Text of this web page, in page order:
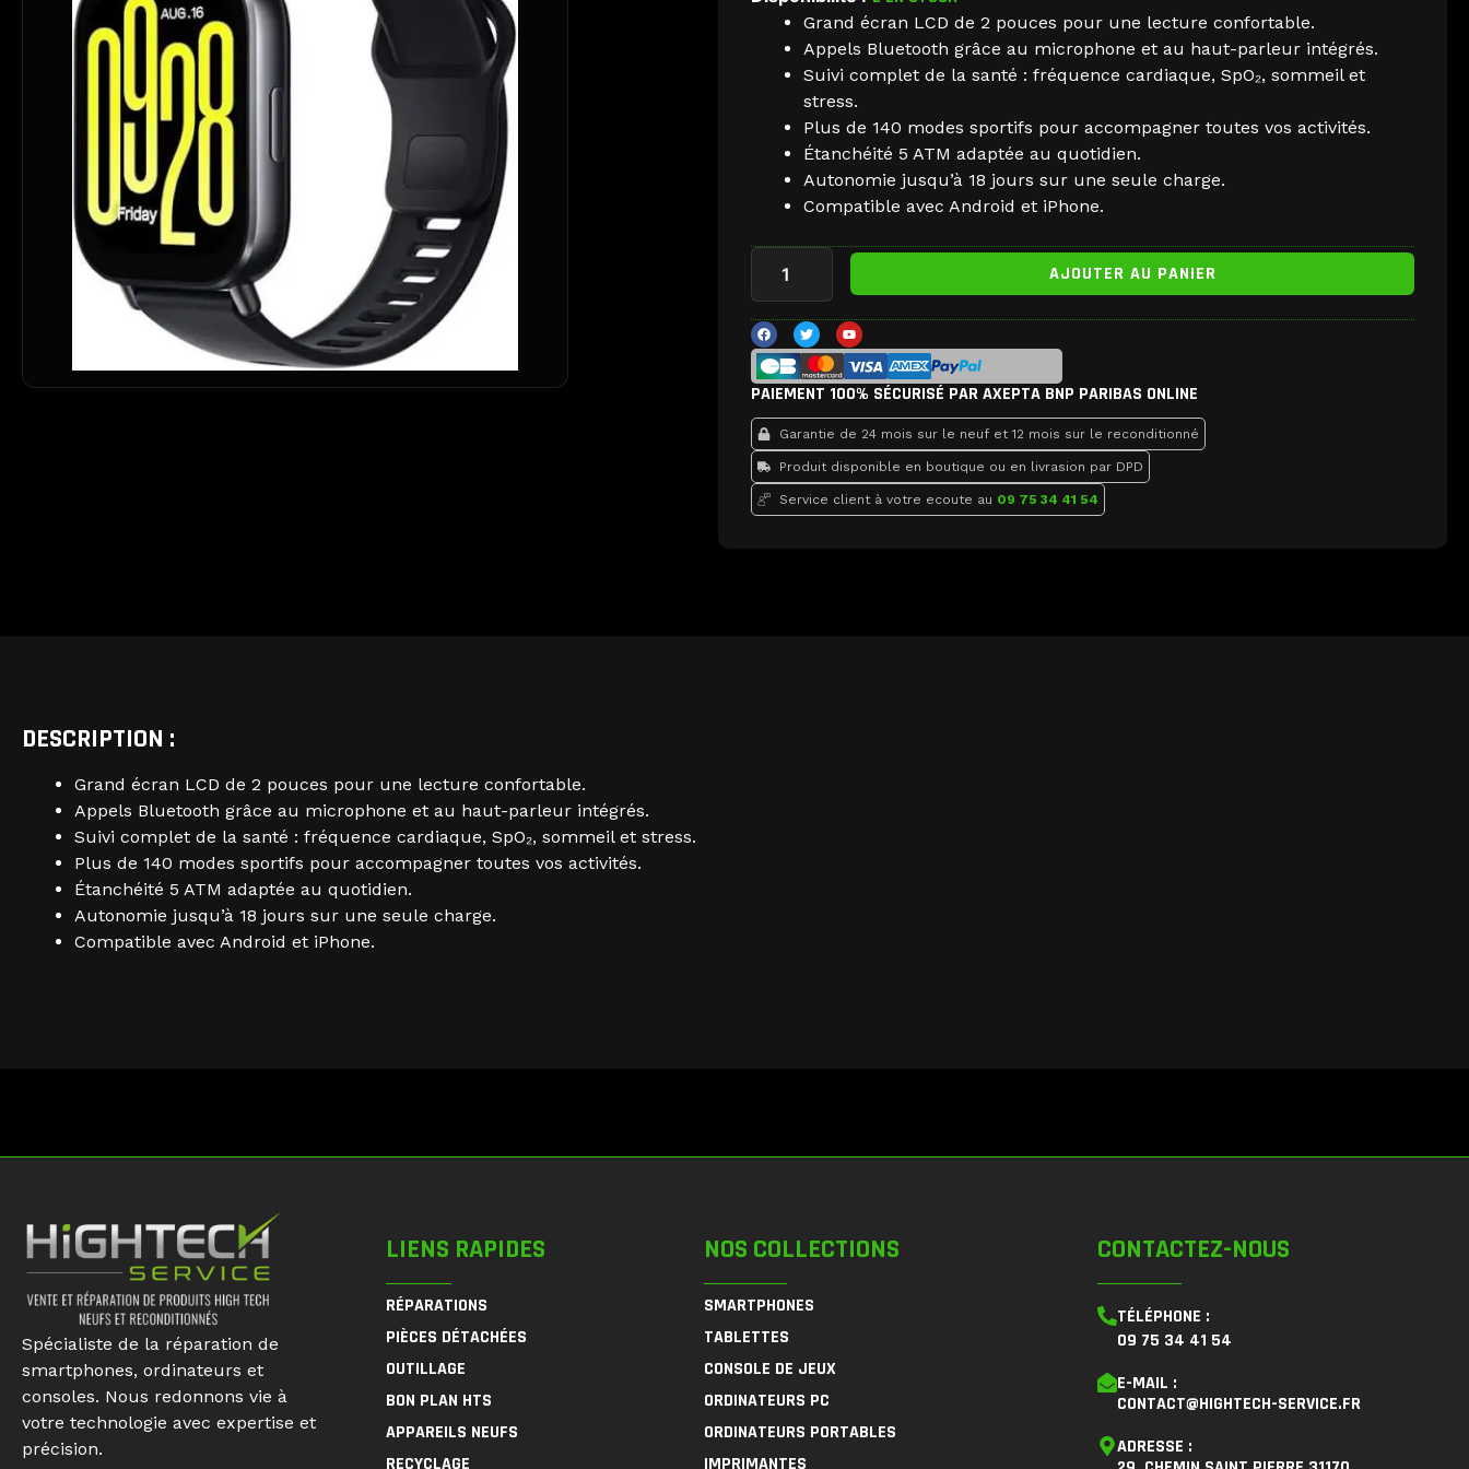
Grand écran LCD de 2 pouces pour une lecture confortable.
Appels Bluetooth grâce au microphone et au haut-parleur intégrés.
Suivi complet de la santé : fréquence cardiaque, SpO₂, sommeil et
stress.
Plus de 140 modes sportifs pour accompagner toutes vos activités.
Étanchéité 5 ATM adaptée au quotidien.
Autonomie jusqu’à 18 jours sur une seule charge.
Compatible avec Android et iPhone.
quantité
Xiaomi
Watch
5
active
AJOUTER AU PANIER
F
a
c
e
b
o
o
k
T
w
i
t
t
e
r
Y
o
u
t
u
b
e
PAIEMENT 100% SÉCURISÉ PAR AXEPTA BNP PARIBAS ONLINE
Garantie de 24 mois sur le neuf et 12 mois sur le reconditionné
Produit disponible en boutique ou en livrasion par DPD
Service client à votre ecoute au 09 75 34 41 54
DESCRIPTION :
Grand écran LCD de 2 pouces pour une lecture confortable.
Appels Bluetooth grâce au microphone et au haut-parleur intégrés.
Suivi complet de la santé : fréquence cardiaque, SpO₂, sommeil et stress.
Plus de 140 modes sportifs pour accompagner toutes vos activités.
Étanchéité 5 ATM adaptée au quotidien.
Autonomie jusqu’à 18 jours sur une seule charge.
Compatible avec Android et iPhone.
Spécialiste de la réparation de
smartphones, ordinateurs et
consoles. Nous redonnons vie à
votre technologie avec expertise et
précision.
LIENS RAPIDES
RÉPARATIONS
PIÈCES DÉTACHÉES
OUTILLAGE
BON PLAN HTS
APPAREILS NEUFS
NOS COLLECTIONS
SMARTPHONES
TABLETTES
CONSOLE DE JEUX
ORDINATEURS PC
ORDINATEURS PORTABLES
CONTACTEZ-NOUS
TÉLÉPHONE :
09 75 34 41 54
E-MAIL :
CONTACT@HIGHTECH-SERVICE.FR
ADRESSE :